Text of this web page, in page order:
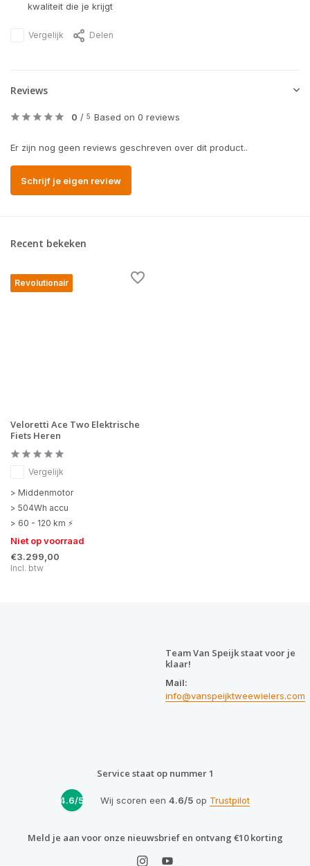
kwaliteit die je krijgt
Vergelijk Delen
Reviews
0 / 5 Based on 0 reviews
Er zijn nog geen reviews geschreven over dit product..
Schrijf je eigen review
Recent bekeken
Revolutionair
Veloretti Ace Two Elektrische
Fiets Heren
Vergelijk
> Middenmotor
> 504Wh accu
> 60 - 120 km ⚡
Niet op voorraad
€3.299,00
Incl. btw
Team Van Speijk staat voor je
klaar!
Mail:
info@vanspeijktweewielers.com
Service staat op nummer 1
4.6/5 Wij scoren een 4.6/5op Trustpilot
Meld je aan voor onze nieuwsbrief en ontvang €10 korting